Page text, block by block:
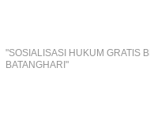
"SOSIALISASI HUKUM GRATIS
BATANGHARI"